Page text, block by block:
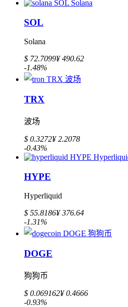
SOL
Solana
$ 72.7099¥ 490.62
-1.48%
TRX
波场
$ 0.3272¥ 2.2078
-0.43%
HYPE
Hyperliquid
$ 55.8186¥ 376.64
-1.31%
DOGE
狗狗币
$ 0.069162¥ 0.4666
-0.93%